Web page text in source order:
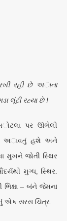
રહી છે અાના
લૂંટી રહ્યા છે !
પર ઊભેલી
અાવતું હશે અને
મુખને જોતી સ્થિર
મુગ્ધ, સ્થિર.
ભિક્ષા – બંને જેમના
એક સરસ ચિત્ર.